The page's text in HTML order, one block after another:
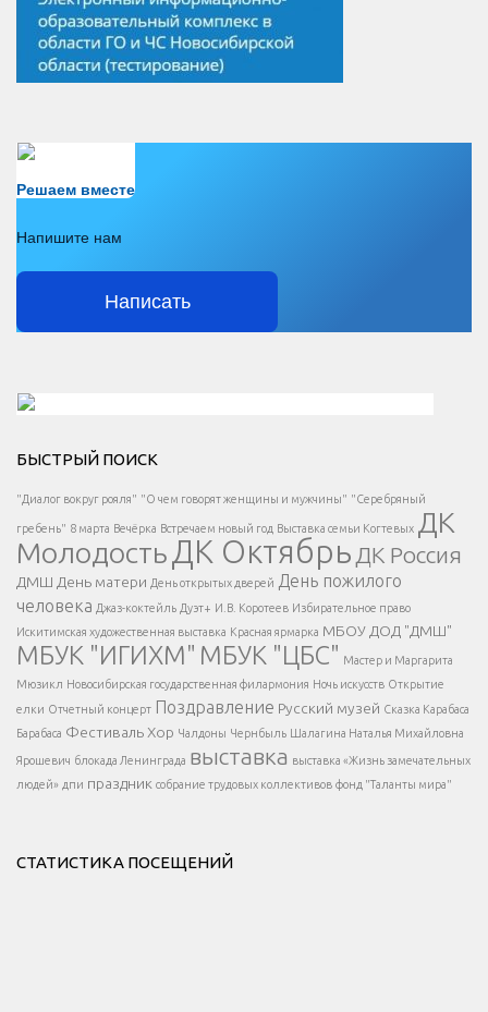
Решаем вместе
Напишите нам
Написать
Есть вопрос?
Напишите нам
</span >
Написать
</button >
</div >
</div > </div >
БЫСТРЫЙ ПОИСК
"Диалог вокруг рояля" "О чем говорят женщины и мужчины" "Серебряный
гребень" 8 марта Вечёрка Встречаем новый год Выставка семьи Когтевых ДК
МолодостьДК Октябрь ДК Россия
ДМШ День матери День открытых дверей День пожилого
человека Джаз-коктейль Дуэт+ И.В. Коротеев Избирательное право
Искитимская художественная выставка Красная ярмарка МБОУ ДОД "ДМШ"
МБУК "ИГИХМ" МБУК "ЦБС" Мастер и Маргарита
Мюзикл Новосибирская государственная филармония Ночь искусств Открытие
елки Отчетный концерт Поздравление Русский музей Сказка Карабаса
Барабаса Фестиваль Хор Чалдоны Чернбыль Шалагина Наталья Михайловна
Ярошевич блокада Ленинграда выставка выставка «Жизнь замечательных
людей» дпи праздник собрание трудовых коллективов фонд "Таланты мира"
СТАТИСТИКА ПОСЕЩЕНИЙ